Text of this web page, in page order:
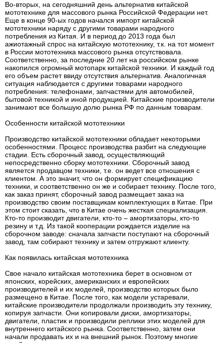
Во-вторых, на сегодняшний день альтернатив китайской
мототехнике для массового рынка Российской Федерации нет.
Еще в конце 90-ых годов начался импорт китайской
мототехники наряду с другими товарами народного
потребления из Китая. И в период до 2013 года был
ажиотажный спрос на китайскую мототехнику, т.к. на тот момент
в России мототехника массового рынка отсутствовала.
Соответственно, за последние 20 лет на российском рынке
накопился огромный мотопарк китайской техники. И каждый год
его объем растет ввиду отсутствия альтернатив. Аналогичная
ситуация наблюдается с другими товарами народного
потребления: телефонами, запчастями для автомобилей,
бытовой техникой и иной продукцией. Китайские производители
занимают все большую долю рынка РФ по данным товарам.
Особенности китайской мототехники
Производство китайской мототехники обладает некоторыми
особенностями. Процесс производства разбит на следующие
стадии. Есть сборочный завод, осуществляющий
непосредственно сборку мототехники. Сборочный завод
является продавцом техники, т.е. он ведет все отношения с
клиентом. А это значит, что он формирует спецификацию
техники, и соответственно он же и собирает технику. После того,
как заказ принят, сборочный завод размещает заказ на
производство своим поставщикам комплектующих в Китае. При
этом стоит сказать, что в Китае очень жесткая специализация.
Кто-то производит двигатели, кто-то – амортизаторы, кто-то
резину и т.д. Из такой кооперации рождается изделие на
сборочном заводе: сначала запчасти поступают на сборочный
завод, там собирают технику и затем отгружают клиенту.
Как появилась китайская мототехника
Свое начало китайская мототехника берет в основном от
японских, корейских, американских и европейских
производителей и их моделей, производство которых было
размещено в Китае. После того, как модели устаревали,
китайские производители продолжали производить эту технику,
копируя запчасти. Они копировали диски, амортизаторы,
двигатели, пластик и производили реплики этих моделей для
внутреннего китайского рынка. Соответственно, затем они
начали продавать их и на внешний рынок. Поэтому многие